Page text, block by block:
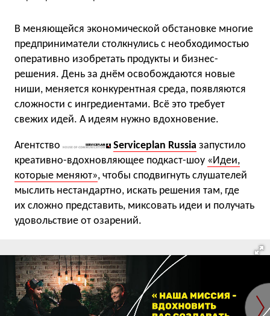
В меняющейся экономической обстановке многие
предприниматели столкнулись с необходимостью
оперативно изобретать продукты и бизнес-
решения. День за днём освобождаются новые
ниши, меняется конкурентная среда, появляются
сложности с ингредиентами. Всё это требует
свежих идей. А идеям нужно вдохновение.
Агентство Serviceplan Russia запустило
креативно-вдохновляющее подкаст-шоу «Идеи,
которые меняют», чтобы сподвигнуть слушателей
мыслить нестандартно, искать решения там, где
их сложно представить, миксовать идеи и получать
удовольствие от озарений.